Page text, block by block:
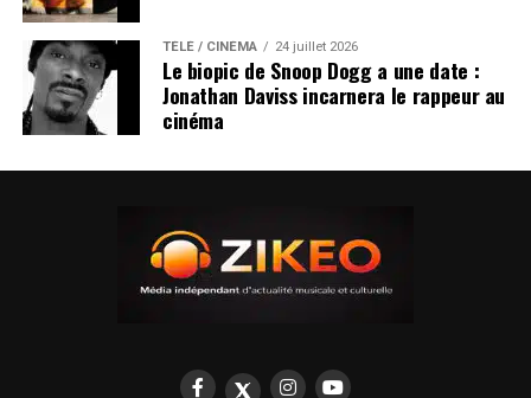
TÉLÉ / CINÉMA 24 juillet 2026
Le biopic de Snoop Dogg a une date :
Jonathan Daviss incarnera le rappeur au
cinéma